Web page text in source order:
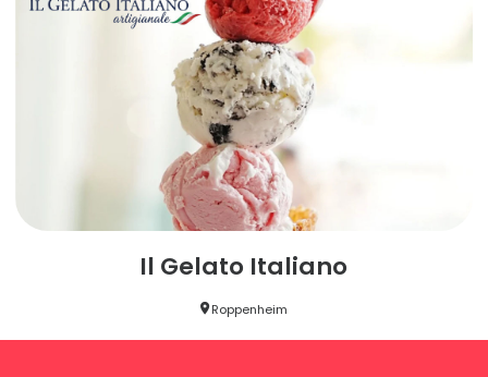
Il Gelato Italiano
Roppenheim